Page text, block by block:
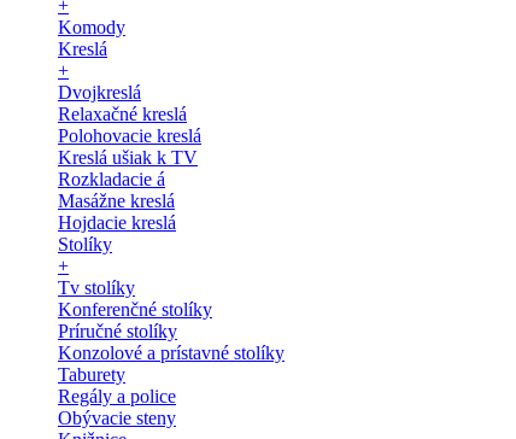
+
Komody
Kreslá
+
Dvojkreslá
Relaxačné kreslá
Polohovacie kreslá
Kreslá ušiak k TV
Rozkladacie á
Masážne kreslá
Hojdacie kreslá
Stolíky
+
Tv stolíky
Konferenčné stolíky
Príručné stolíky
Konzolové a prístavné stolíky
Taburety
Regály a police
Obývacie steny